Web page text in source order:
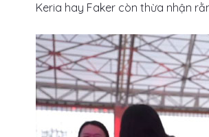
Keria hay Faker còn thừa nhận